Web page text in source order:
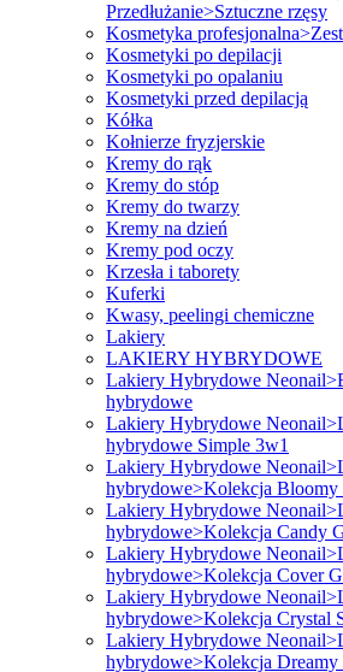
Przedłużanie>Sztuczne rzęsy
Kosmetyka
Kosmetyki po depilacji
Kosmetyki po opalaniu
Kosmetyki przed depilacją
Kółka
Kołnierze fryzjerskie
Kremy do rąk
Kremy do stóp
Kremy do twarzy
Kremy na dzień
Kremy pod oczy
Krzesła i taborety
Kuferki
Kwasy, peelingi chemiczne
Lakiery
LAKIERY HYBRYDOWE
Lakiery Hybrydowe
hybrydowe
Lakiery Hybrydowe
hybrydowe Simple 3w1
Lakiery Hybrydowe
hybrydowe>Kolekcja Bloomy
Lakiery Hybrydowe
hybrydowe>Kolekcja Candy
Lakiery Hybrydowe
hybrydowe>Kolekcja Cover
Lakiery Hybrydowe
hybrydowe>Kolekcja Crystal
Lakiery Hybrydowe
hybrydowe>Kolekcja Dreamy